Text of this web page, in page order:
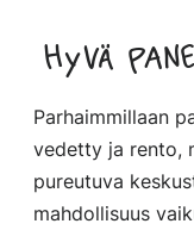
Hyvä
Parhaimmillaan
vedetty ja rento,
pureutuva
mahdollisuus